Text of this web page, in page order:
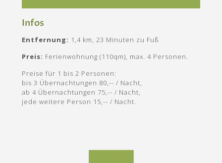
Infos
Entfernung: 1,4 km, 23 Minuten zu Fuß
Preis: Ferienwohnung (110qm), max. 4 Personen.
Preise für 1 bis 2 Personen:
bis 3 Übernachtungen 80,-- / Nacht,
ab 4 Übernachtungen 75,-- / Nacht,
jede weitere Person 15,-- / Nacht.